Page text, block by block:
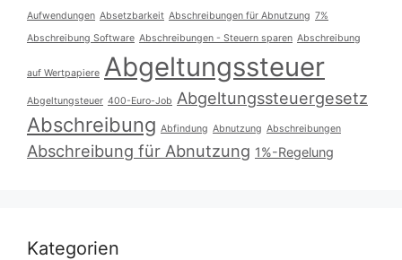
Aufwendungen Absetzbarkeit Abschreibungen für Abnutzung 7%
Abschreibung Software Abschreibungen - Steuern sparen Abschreibung
auf Wertpapiere Abgeltungssteuer
Abgeltungsteuer 400-Euro-Job Abgeltungssteuergesetz
Abschreibung Abfindung Abnutzung Abschreibungen
Abschreibung für Abnutzung 1%-Regelung
Kategorien